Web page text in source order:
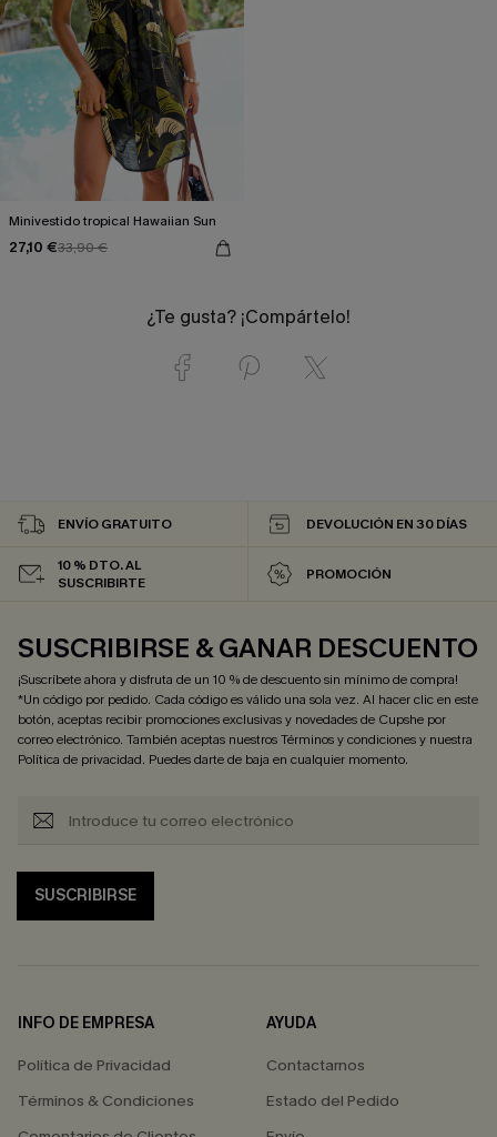
Minivestido tropical Hawaiian Sun
27,10 €33,90 €
¿Te gusta? ¡Compártelo!
ENVÍO GRATUITO DEVOLUCIÓN EN 30 DÍAS
10 % DTO. AL
SUSCRIBIRTE
PROMOCIÓN
SUSCRIBIRSE & GANAR DESCUENTO
¡Suscríbete ahora y disfruta de un 10 % de descuento sin mínimo de compra!
*Un código por pedido. Cada código es válido una sola vez. Al hacer clic en este
botón, aceptas recibir promociones exclusivas y novedades de Cupshe por
correo electrónico. También aceptas nuestrosTérminos y condicionesy nuestra
Política de privacidad. Puedes darte de baja en cualquier momento.
SUSCRIBIRSE
INFO DE EMPRESA
Política de Privacidad
Términos & Condiciones
AYUDA
Contactarnos
Estado del Pedido